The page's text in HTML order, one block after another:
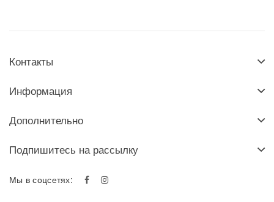
Контакты
Информация
Дополнительно
Подпишитесь на рассылку
Мы в соцсетях: